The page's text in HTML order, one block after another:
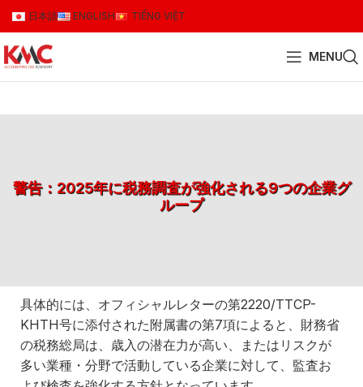
日本語 ENGLISH TIẾNG VIỆT
MENU
警告：2025年に税務調査が強化される9つの企業グ
ループ
具体的には、オフィシャルレターの第2220/TTCP-
KHTH号に添付された附属書の第7項によると、財務省
の税務総局は、歳入の潜在力が高い、またはリスクが
多い業種・分野で活動している企業に対して、監査お